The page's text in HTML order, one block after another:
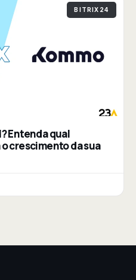
BITRIX24
Entenda qual
crescimento da sua